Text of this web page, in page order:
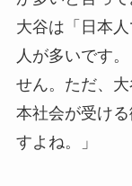
大谷は「日本
人が多いです
せん。ただ、
本社会が受け
すよね。」